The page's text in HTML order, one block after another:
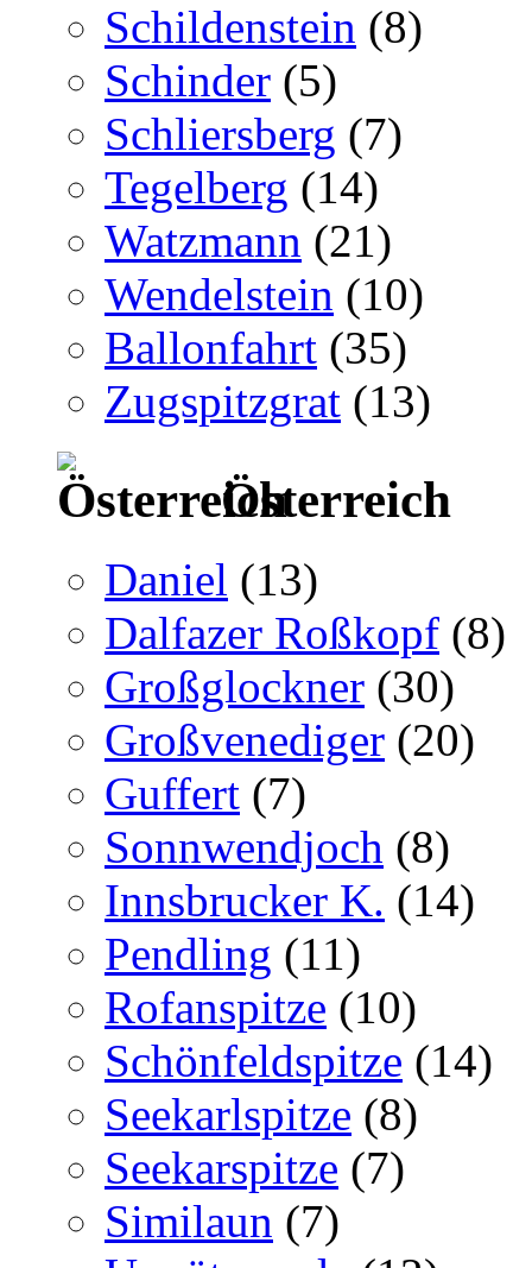
Schildenstein (8)
Schinder (5)
Schliersberg (7)
Tegelberg (14)
Watzmann (21)
Wendelstein (10)
Ballonfahrt (35)
Zugspitzgrat (13)
Österreich
Daniel (13)
Dalfazer Roßkopf (8)
Großglockner (30)
Großvenediger (20)
Guffert (7)
Sonnwendjoch (8)
Innsbrucker K. (14)
Pendling (11)
Rofanspitze (10)
Schönfeldspitze (14)
Seekarlspitze (8)
Seekarspitze (7)
Similaun (7)